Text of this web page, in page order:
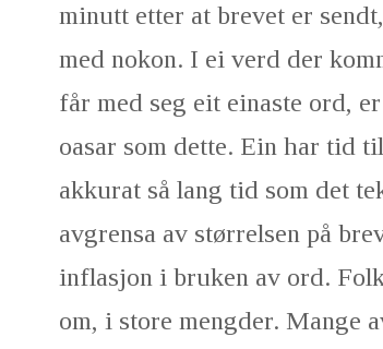
minutt etter at brevet er
med nokon. I ei verd der
får med seg eit einaste ord,
oasar som dette. Ein har tid
akkurat så lang tid som det
avgrensa av størrelsen på
inflasjon i bruken av ord.
om, i store mengder. Mange